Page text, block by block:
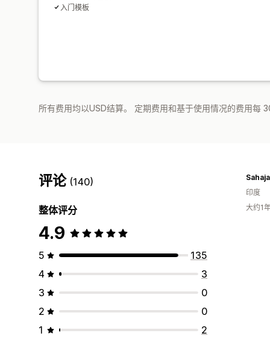
入门模板
所有费用均以USD结算。 定期费用和基于使用情况的费用每
评论 (140)
整体评分
4.9
5
135
4
3
3
0
2
0
1
2
印度
大约1